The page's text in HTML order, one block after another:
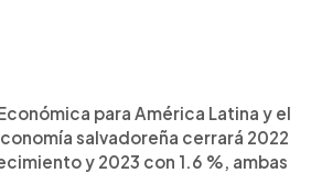
para América Latina y el
salvadoreña cerrará 2022
y 2023 con 1.6 %, ambas